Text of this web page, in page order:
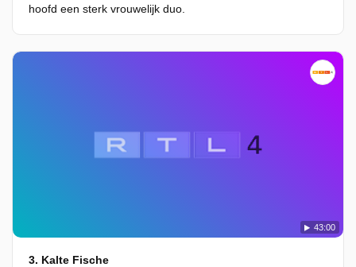
hoofd een sterk vrouwelijk duo.
43:00
3. Kalte Fische